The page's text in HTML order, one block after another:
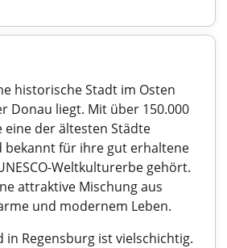
historische Stadt im Osten
Donau liegt. Mit über 150.000
eine der ältesten Städte
bekannt für ihre gut erhaltene
Weltkulturerbe gehört.
attraktive Mischung aus
und modernem Leben.
in Regensburg ist vielschichtig.